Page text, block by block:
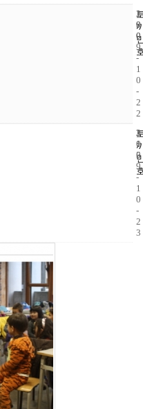
1
9
0
2
0
0
9
-
1
0
-
2
2
3
1
5
2
0
0
9
-
1
0
-
2
3